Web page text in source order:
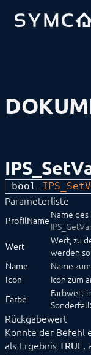
EINFÜHRUNG
INSTALLATION
MODULREFERENZ
BEFEHLSREFERENZ
Kategorieverwaltung
Linkverwaltung
Medienverwaltung
Modulverwaltung
Objektverwaltung
Skriptverwaltung
IPS_CreateVariable
IPS_DeleteVariable
IPS_GetVariable
IPS_GetVariableList
bool
Parameterliste
ProfilName Name
Wert
Wert, zu
werden
Name Name
Icon Icon zum
Farbe
Farbwert
Rückgabewert
Konnte der Befehl
als Ergebnis TRUE,